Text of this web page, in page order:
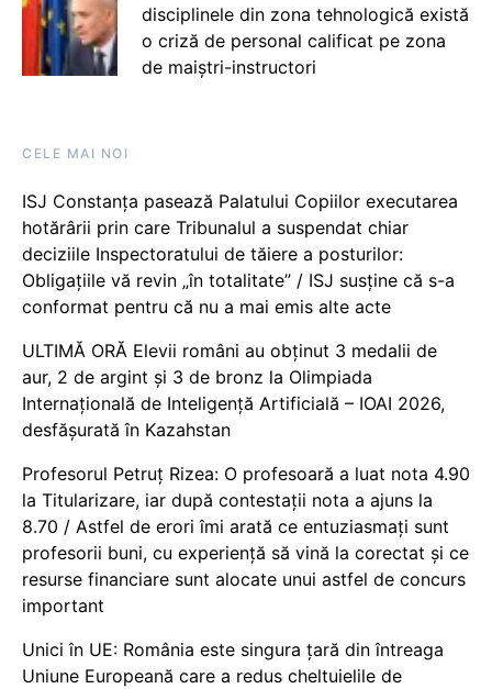
disciplinele din zona tehnologică există
o criză de personal calificat pe zona
de maiștri-instructori
CELE MAI NOI
ISJ Constanța pasează Palatului Copiilor executarea
hotărârii prin care Tribunalul a suspendat chiar
deciziile Inspectoratului de tăiere a posturilor:
Obligațiile vă revin „în totalitate” / ISJ susține că s-a
conformat pentru că nu a mai emis alte acte
ULTIMĂ ORĂ Elevii români au obținut 3 medalii de
aur, 2 de argint și 3 de bronz la Olimpiada
Internațională de Inteligență Artificială – IOAI 2026,
desfășurată în Kazahstan
Profesorul Petruț Rizea: O profesoară a luat nota 4.90
la Titularizare, iar după contestații nota a ajuns la
8.70 / Astfel de erori îmi arată ce entuziasmați sunt
profesorii buni, cu experiență să vină la corectat și ce
resurse financiare sunt alocate unui astfel de concurs
important
Unici în UE: România este singura țară din întreaga
Uniune Europeană care a redus cheltuielile de